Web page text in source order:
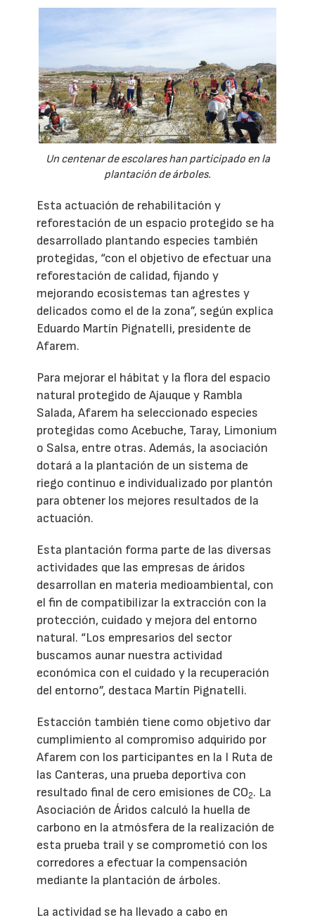
Un centenar de escolares han participado en la
plantación de árboles.
Esta actuación de rehabilitación y
reforestación de un espacio protegido se ha
desarrollado plantando especies también
protegidas, “con el objetivo de efectuar una
reforestación de calidad, fijando y
mejorando ecosistemas tan agrestes y
delicados como el de la zona”, según explica
Eduardo Martín Pignatelli, presidente de
Afarem.
Para mejorar el hábitat y la flora del espacio
natural protegido de Ajauque y Rambla
Salada, Afarem ha seleccionado especies
protegidas como Acebuche, Taray, Limonium
o Salsa, entre otras. Además, la asociación
dotará a la plantación de un sistema de
riego continuo e individualizado por plantón
para obtener los mejores resultados de la
actuación.
Esta plantación forma parte de las diversas
actividades que las empresas de áridos
desarrollan en materia medioambiental, con
el fin de compatibilizar la extracción con la
protección, cuidado y mejora del entorno
natural. “Los empresarios del sector
buscamos aunar nuestra actividad
económica con el cuidado y la recuperación
del entorno”, destaca Martín Pignatelli.
Estacción también tiene como objetivo dar
cumplimiento al compromiso adquirido por
Afarem con los participantes en la I Ruta de
las Canteras, una prueba deportiva con
resultado final de cero emisiones de CO2. La
Asociación de Áridos calculó la huella de
carbono en la atmósfera de la realización de
esta prueba trail y se comprometió con los
corredores a efectuar la compensación
mediante la plantación de árboles.
La actividad se ha llevado a cabo en